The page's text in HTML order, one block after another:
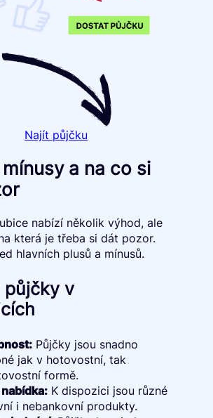
Najít půjčku
a na co si
nabízí několik výhod, ale
která je třeba si dát pozor.
hlavních plusů a mínusů.
v
Půjčky jsou snadno
jak v hotovostní, tak
formě.
K dispozici jsou různé
i nebankovní produkty.